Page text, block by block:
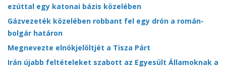
ezúttal egy katonai bázis közelében
Gázvezeték közelében robbant fel egy drón a román-
bolgár határon
Megnevezte elnökjelöltjét a Tisza Párt
Irán újabb feltételeket szabott az Egyesült Államoknak a